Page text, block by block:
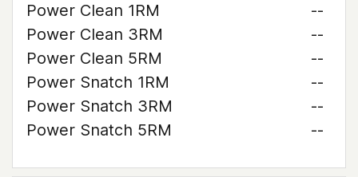
Power Clean 1RM
--
Power Clean 3RM
--
Power Clean 5RM
--
Power Snatch 1RM
--
Power Snatch 3RM
--
Power Snatch 5RM
--